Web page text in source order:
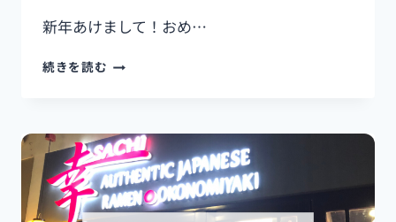
新年あけまして！おめ…
続きを読む
ー
メ
ン
は、
ト